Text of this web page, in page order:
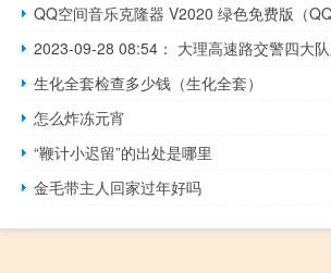
生化全套检查多少钱（生化全套）
怎么炸冻元宵
“鞭计小迟留”的出处是哪里
金毛带主人回家过年好吗